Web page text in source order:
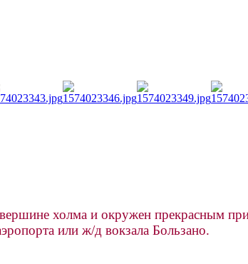
холма и окружен прекрасным
или ж/д вокзала Бользано.